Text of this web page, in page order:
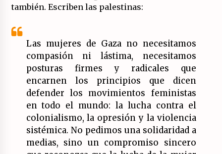
también. Escriben las palestinas:
Las mujeres de Gaza no necesitamos
compasión ni lástima, necesitamos
posturas firmes y radicales que
encarnen los principios que dicen
defender los movimientos feministas
en todo el mundo: la lucha contra el
colonialismo, la opresión y la violencia
sistémica. No pedimos una solidaridad a
medias, sino un compromiso sincero